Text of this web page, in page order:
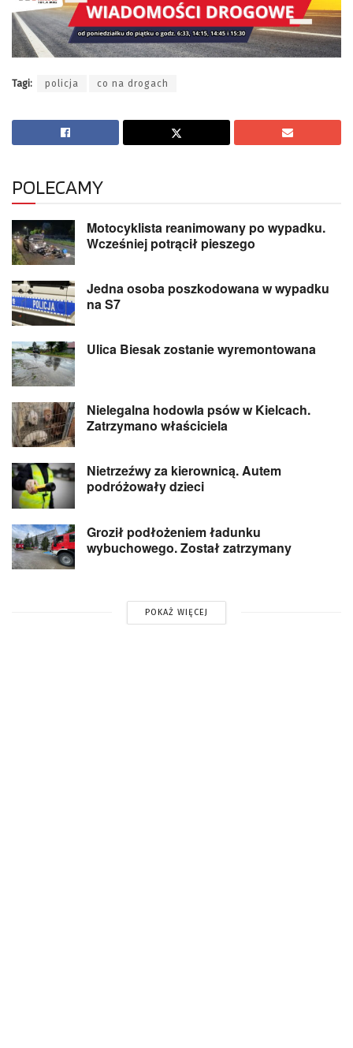
Tagi: policja co na drogach
POLECAMY
Motocyklista reanimowany po wypadku.
Wcześniej potrącił pieszego
Jedna osoba poszkodowana w wypadku
na S7
Ulica Biesak zostanie wyremontowana
Nielegalna hodowla psów w Kielcach.
Zatrzymano właściciela
Nietrzeźwy za kierownicą. Autem
podróżowały dzieci
Groził podłożeniem ładunku
wybuchowego. Został zatrzymany
POKAŻ WIĘCEJ